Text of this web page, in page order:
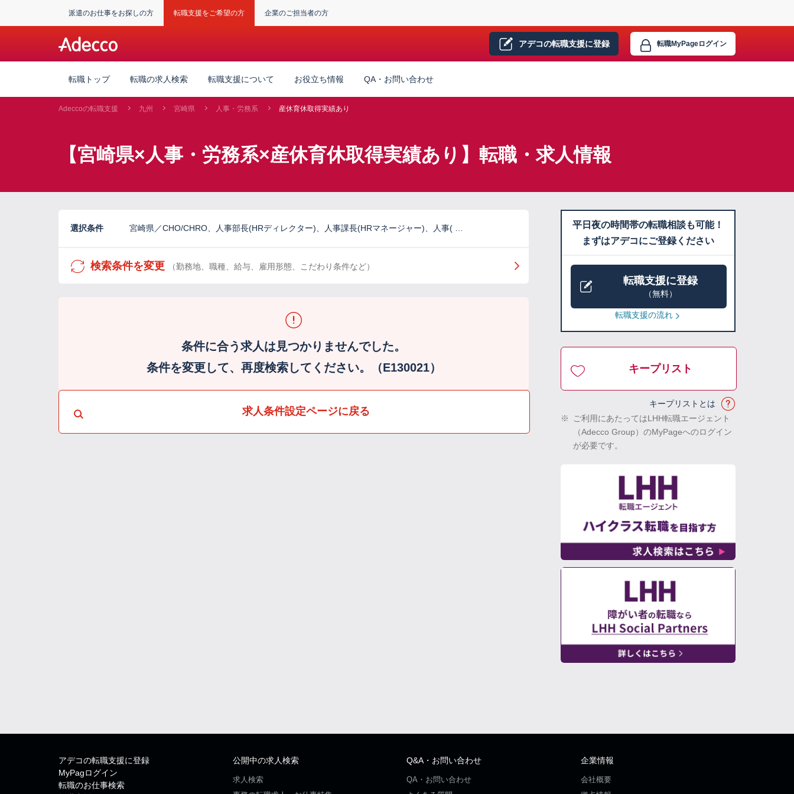
派遣のお仕事をお探しの方 転職支援をご希望の方 企業のご担当者の方
アデコの転職支援に登録 転職MyPageログイン
転職トップ 転職の求人検索 転職支援について お役立ち情報 QA・お問い合わせ
Adeccoの転職支援 九州 宮崎県 人事・労務系 産休育休取得実績あり
【宮崎県×人事・労務系×産休育休取得実績あり】転職・求人情報
選択条件 宮崎県／CHO/CHRO、人事部長(HRディレクター)、人事課長(HRマネージャー)、人事( …
検索条件を変更 （勤務地、職種、給与、雇用形態、こだわり条件など）
条件に合う求人は見つかりませんでした。
条件を変更して、再度検索してください。（E130021）
求人条件設定ページに戻る
平日夜の時間帯の転職相談も可能！
まずはアデコにご登録ください
転職支援に登録
（無料）
転職支援の流れ
キープリスト
キープリストとは
※
ご利用にあたってはLHH転職エージェント
（Adecco Group）のMyPageへのログイン
が必要です。
アデコの転職支援に登録
MyPagログイン
転職のお仕事検索
公開中の求人検索
求人検索
Q&A・お問い合わせ
QA・お問い合わせ
企業情報
会社概要